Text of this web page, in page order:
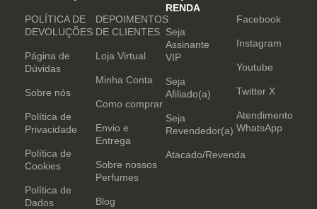
POLÍTICA DE
DEVOLUÇÕES
Página de
Dúvidas
Sobre nós
Política de
Privacidade
Política de
Cookies
Política de
Dados
DEPOIMENTOS
DE CLIENTES
Loja Virtual
Minha Conta
Como comprar
Envio e
Entrega
Sobre nossos
Perfumes
Blog
RENDA
Seja
Assinante
VIP
Seja
Afiliado(a)
Seja
Revendedor(a)
Atacado/Revenda
Facebook
Instagram
Youtube
Twitter X
Atendimento
WhatsApp